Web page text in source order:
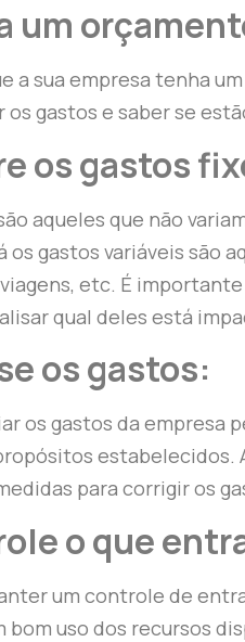
um
a sua empresa tenha
os gastos e saber se
os gastos
aqueles que não
os gastos variáveis são
etc. É
qual deles está
os gastos:
os gastos da empresa
estabelecidos.
para corrigir os
o que
um controle de
bom uso dos recursos